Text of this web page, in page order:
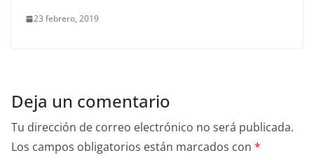
23 febrero, 2019
Deja un comentario
Tu dirección de correo electrónico no será publicada.
Los campos obligatorios están marcados con *